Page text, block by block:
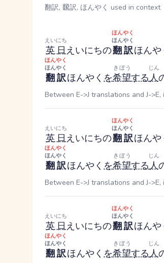
翻訳, 飜訳, ほんやく used in context
英日
えいにち
えいにちの翻訳
ほんやく
ほんやく
ほんや
翻訳
ほんやく
ほんやく
ほんやく を希望
きぼう
する人
じん
Between E->J translations and J-
英日
えいにち
えいにちの翻訳
ほんやく
ほんやく
ほんや
翻訳
ほんやく
ほんやく
ほんやく を希望
きぼう
する人
じん
Between E->J translations and J-
英日
えいにち
えいにちの翻訳
ほんやく
ほんやく
ほんや
翻訳
ほんやく
ほんやく
ほんやく を希望
きぼう
する人
じん